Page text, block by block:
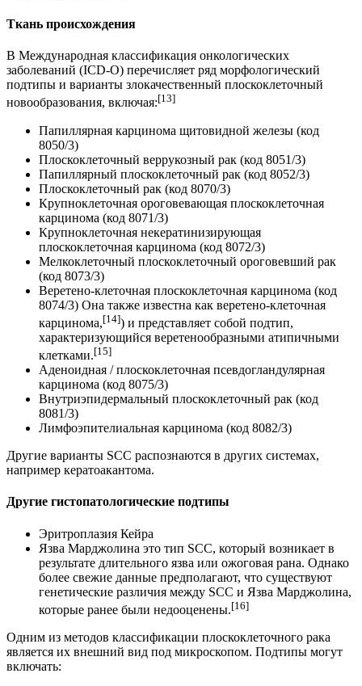
Ткань происхождения
В Международная классификация онкологических
заболеваний (ICD-O) перечисляет ряд морфологический
подтипы и варианты злокачественный плоскоклеточный
новообразования, включая:[13]
Папиллярная карцинома щитовидной железы (код
8050/3)
Плоскоклеточный веррукозный рак (код 8051/3)
Папиллярный плоскоклеточный рак (код 8052/3)
Плоскоклеточный рак (код 8070/3)
Крупноклеточная ороговевающая плоскоклеточная
карцинома (код 8071/3)
Крупноклеточная некератинизирующая
плоскоклеточная карцинома (код 8072/3)
Мелкоклеточный плоскоклеточный ороговевший рак
(код 8073/3)
Веретено-клеточная плоскоклеточная карцинома (код
8074/3) Она также известна как веретено-клеточная
карцинома,[14]) и представляет собой подтип,
характеризующийся веретенообразными атипичными
клетками.[15]
Аденоидная / плоскоклеточная псевдогландулярная
карцинома (код 8075/3)
Внутриэпидермальный плоскоклеточный рак (код
8081/3)
Лимфоэпителиальная карцинома (код 8082/3)
Другие варианты SCC распознаются в других системах,
например кератоакантома.
Другие гистопатологические подтипы
Эритроплазия Кейра
Язва Марджолина это тип SCC, который возникает в
результате длительного язва или ожоговая рана. Однако
более свежие данные предполагают, что существуют
генетические различия между SCC и Язва Марджолина,
которые ранее были недооценены.[16]
Одним из методов классификации плоскоклеточного рака
является их внешний вид под микроскопом. Подтипы могут
включать: